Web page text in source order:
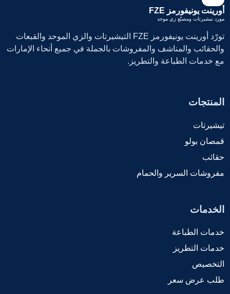
أورينت يونيفورمز FZE
مورد تيشيرتات ومصنّع زي موحد
تورّد أورينت يونيفورمز FZE التيشيرتات والزي الموحد والقبعات
والحقائب والمناشف والمفروشات بالجملة في جميع أنحاء الإمارات
مع خدمات الطباعة والتطريز.
المنتجات
تيشيرتات
قمصان بولو
حقائب
مفروشات السرير والحمام
الخدمات
خدمات الطباعة
خدمات التطريز
التخصيص
طلب عرض سعر